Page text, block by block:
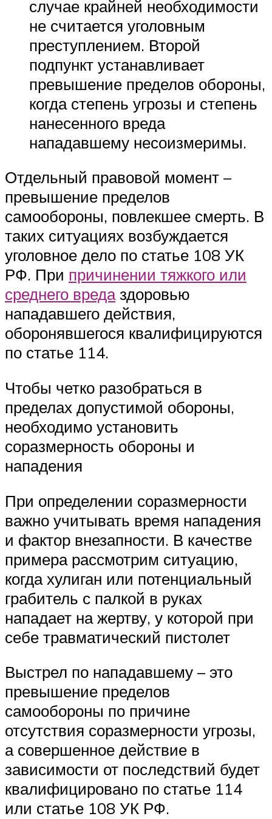
случае крайней необходимости
не считается уголовным
преступлением. Второй
подпункт устанавливает
превышение пределов обороны,
когда степень угрозы и степень
нанесенного вреда
нападавшему несоизмеримы.
Отдельный правовой момент –
превышение пределов
самообороны, повлекшее смерть. В
таких ситуациях возбуждается
уголовное дело по статье 108 УК
РФ. При причинении тяжкого или
среднего вредаздоровью
нападавшего действия,
оборонявшегося квалифицируются
по статье 114.
Чтобы четко разобраться в
пределах допустимой обороны,
необходимо установить
соразмерность обороны и
нападения
При определении соразмерности
важно учитывать время нападения
и фактор внезапности. В качестве
примера рассмотрим ситуацию,
когда хулиган или потенциальный
грабитель с палкой в руках
нападает на жертву, у которой при
себе травматический пистолет
Выстрел по нападавшему – это
превышение пределов
самообороны по причине
отсутствия соразмерности угрозы,
а совершенное действие в
зависимости от последствий будет
квалифицировано по статье 114
или статье 108 УК РФ.